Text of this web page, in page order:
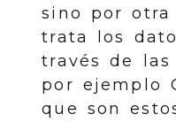
sino por
trata los
través de las
por ejemplo
que son